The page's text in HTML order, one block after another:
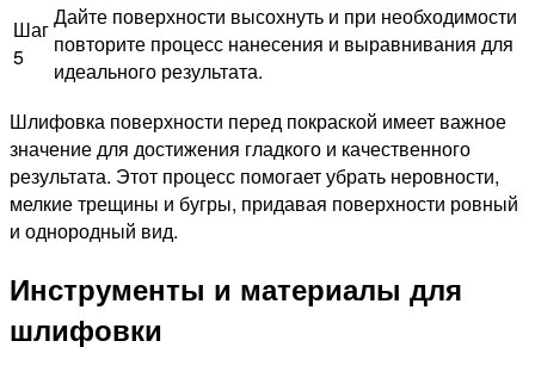
Шаг
5
Дайте поверхности высохнуть и при необходимости
повторите процесс нанесения и выравнивания для
идеального результата.
Шлифовка поверхности перед покраской имеет важное
значение для достижения гладкого и качественного
результата. Этот процесс помогает убрать неровности,
мелкие трещины и бугры, придавая поверхности ровный
и однородный вид.
Инструменты и материалы для
шлифовки